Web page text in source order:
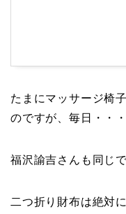
たまにマッサージ椅
のですが、毎日・・
福沢諭吉さんも同じで
二つ折り財布は絶対